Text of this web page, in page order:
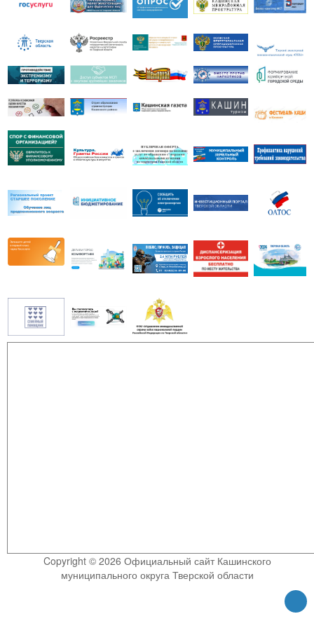
Copyright © 2026 Официальный сайт Кашинского
муниципального округа Тверской области